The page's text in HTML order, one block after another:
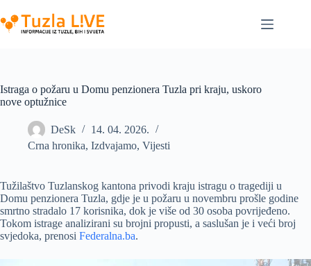
to
content
Istraga o požaru u Domu penzionera Tuzla pri kraju, uskoro
nove optužnice
DeSk
14. 04. 2026.
Crna hronika, Izdvajamo, Vijesti
Tužilaštvo Tuzlanskog kantona privodi kraju istragu o tragediji u
Domu penzionera Tuzla, gdje je u požaru u novembru prošle godine
smrtno stradalo 17 korisnika, dok je više od 30 osoba povrijeđeno.
Tokom istrage analizirani su brojni propusti, a saslušan je i veći broj
svjedoka, prenosi Federalna.ba.